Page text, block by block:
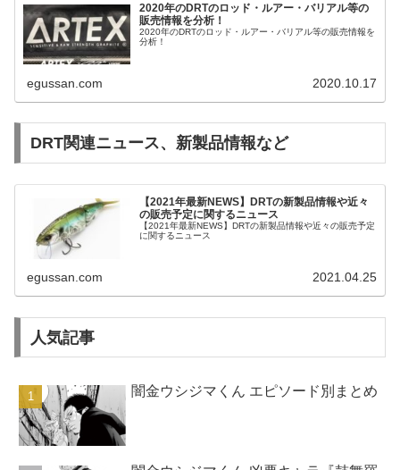
2020年のDRTのロッド・ルアー・バリアル等の
販売情報を分析！
2020年のDRTのロッド・ルアー・バリアル等の販売情報を
分析！
egussan.com 2020.10.17
DRT関連ニュース、新製品情報など
【2021年最新NEWS】DRTの新製品情報や近々
の販売予定に関するニュース
【2021年最新NEWS】DRTの新製品情報や近々の販売予定
に関するニュース
egussan.com 2021.04.25
人気記事
闇金ウシジマくん エピソード別まとめ